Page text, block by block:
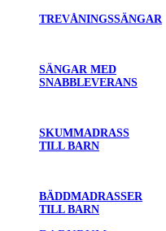
TREVÅNINGSSÄNGAR
SÄNGAR MED
SNABBLEVERANS
SKUMMADRASS
TILL BARN
BÄDDMADRASSER
TILL BARN